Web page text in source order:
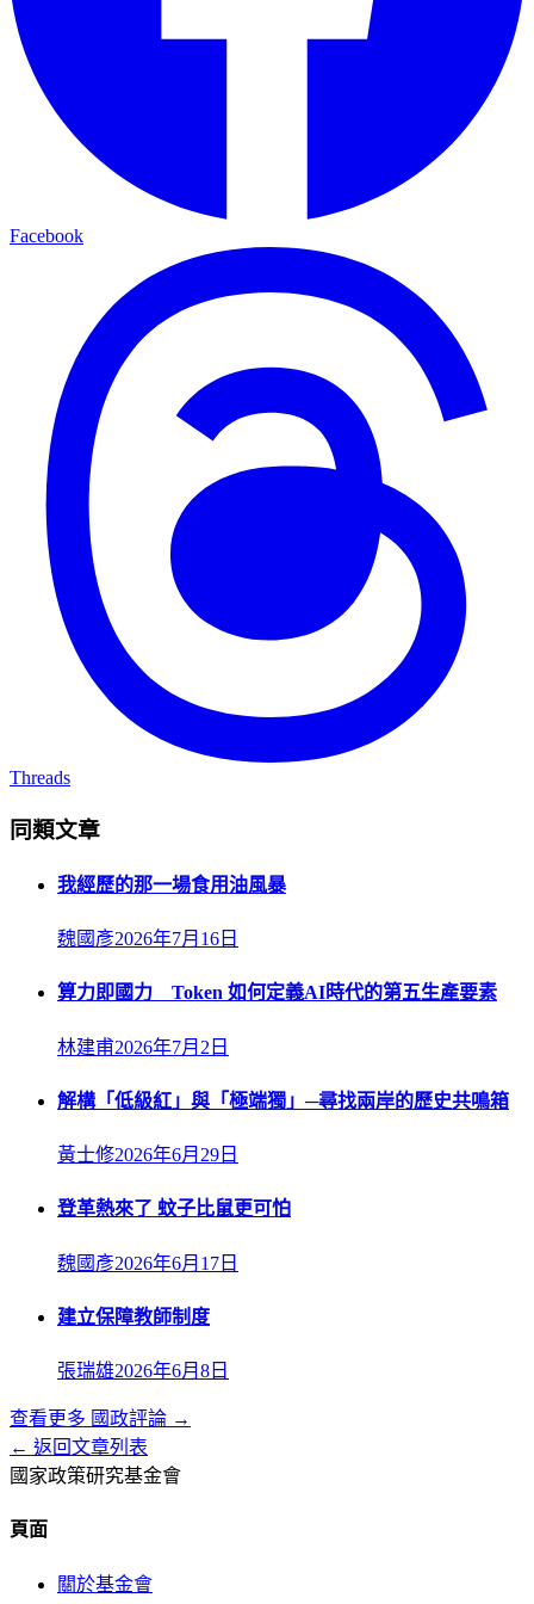
Facebook
Threads
同類文章
我經歷的那一場食用油風暴
魏國彥2026年7月16日
算力即國力 Token 如何定義AI時代的第五生產要素
林建甫2026年7月2日
解構「低級紅」與「極端獨」─尋找兩岸的歷史共鳴箱
黃士修2026年6月29日
登革熱來了 蚊子比鼠更可怕
魏國彥2026年6月17日
建立保障教師制度
張瑞雄2026年6月8日
查看更多 國政評論 →
← 返回文章列表
國家政策研究基金會
頁面
關於基金會